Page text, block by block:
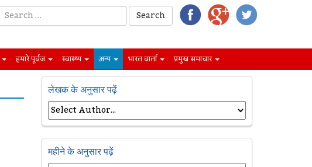
हमारे पूर्वज स्वास्थ्य अन्य भारत वार्ता प्रमुख समाचार
लेखक के अनुसार पढ़ें
महीने के अनुसार पढ़ें